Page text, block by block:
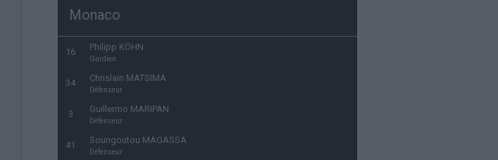
Monaco
16 Philipp KÖHN
Gardien
34 Chrislain MATSIMA
Défenseur
3 Guillermo MARIPAN
Défenseur
41 Soungoutou MAGASSA
Défenseur